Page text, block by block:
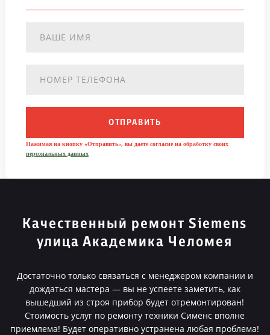
ОТПРАВИТЬ
Нажимая на кнопку «Отправить», вы даете согласие на обработку своих
персональных данных
Качественный ремонт Siemens
улица Академика Челомея
Достаточно только связаться с менеджером компании и
дождаться мастера — вы не успеете заметить, как
вышедший из строя прибор будет отремонтирован!
Стоимость услуг по ремонту техники Сименс вполне
приемлема! Будет оперативно устранена любая проблема!